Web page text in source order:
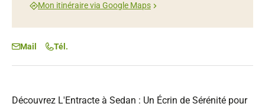
Découvrez L'Entracte à Sedan : Un Écrin de Sérénité pour
Mon itinéraire via Google Maps
Mail Tél.